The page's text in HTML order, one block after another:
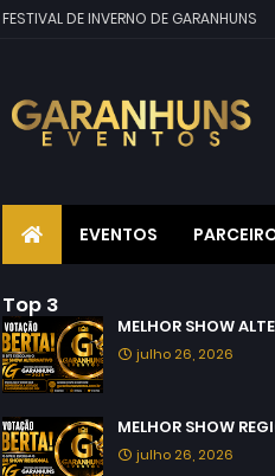
FESTIVAL DE INVERNO DE GARANHUNS
EVENTOS
Top 3
MELHOR SHOW
julho 26, 2026
MELHOR SHOW
julho 26, 2026